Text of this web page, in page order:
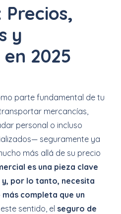
y
2025
parte fundamental de tu
mercancías,
personal o incluso
seguramente ya
más allá de su precio
es una pieza clave
por lo tanto, necesita
completa que un
este sentido, el seguro de